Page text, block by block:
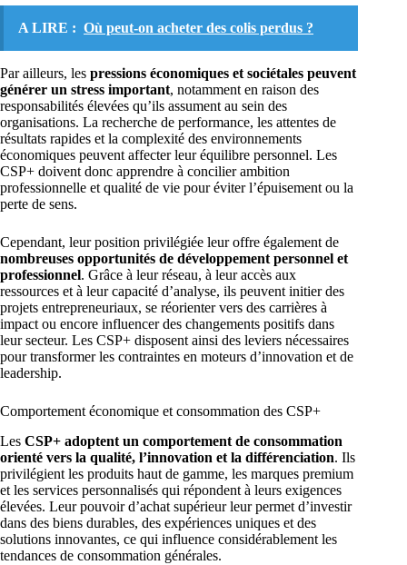
A LIRE : Où peut-on acheter des colis perdus ?
Par ailleurs, les pressions économiques et sociétales peuvent
générer un stress important, notamment en raison des
responsabilités élevées qu’ils assument au sein des
organisations. La recherche de performance, les attentes de
résultats rapides et la complexité des environnements
économiques peuvent affecter leur équilibre personnel. Les
CSP+ doivent donc apprendre à concilier ambition
professionnelle et qualité de vie pour éviter l’épuisement ou la
perte de sens.
Cependant, leur position privilégiée leur offre également de
nombreuses opportunités de développement personnel et
professionnel. Grâce à leur réseau, à leur accès aux
ressources et à leur capacité d’analyse, ils peuvent initier des
projets entrepreneuriaux, se réorienter vers des carrières à
impact ou encore influencer des changements positifs dans
leur secteur. Les CSP+ disposent ainsi des leviers nécessaires
pour transformer les contraintes en moteurs d’innovation et de
leadership.
Comportement économique et consommation des CSP+
Les CSP+ adoptent un comportement de consommation
orienté vers la qualité, l’innovation et la différenciation. Ils
privilégient les produits haut de gamme, les marques premium
et les services personnalisés qui répondent à leurs exigences
élevées. Leur pouvoir d’achat supérieur leur permet d’investir
dans des biens durables, des expériences uniques et des
solutions innovantes, ce qui influence considérablement les
tendances de consommation générales.